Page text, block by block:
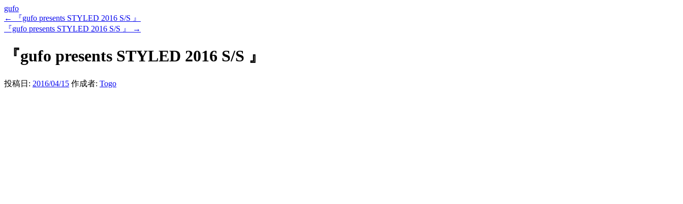
gufo
←
『gufo presents STYLED 2016 S/S 』
『gufo presents STYLED 2016 S/S 』
→
『gufo presents STYLED 2016 S/S 』
投稿日: 2016/04/15 作成者: Togo